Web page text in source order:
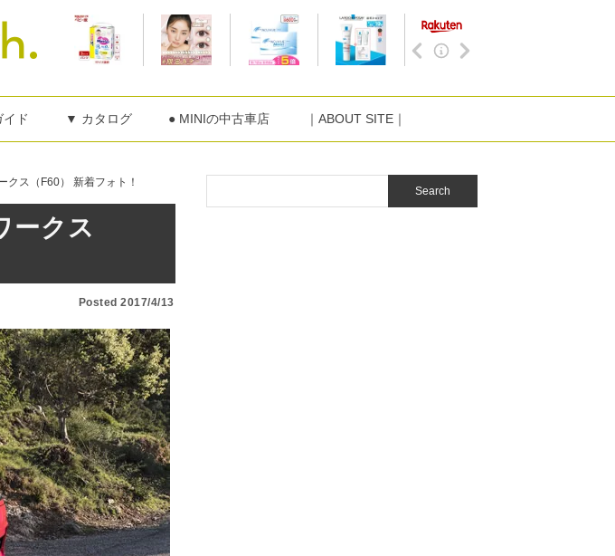
ド ▼ カタログ ● MINIの中古車店 ｜ABOUT SITE｜
クス（F60） 新着フォト！
ークス
Posted 2017/4/13